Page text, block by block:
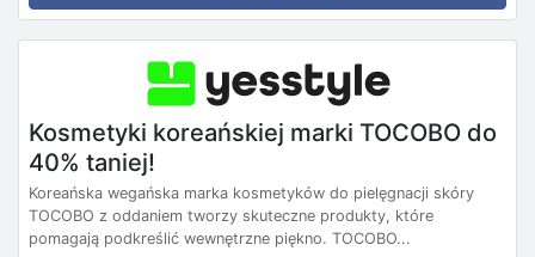
Kosmetyki koreańskiej marki TOCOBO do
40% taniej!
Koreańska wegańska marka kosmetyków do pielęgnacji skóry
TOCOBO z oddaniem tworzy skuteczne produkty, które
pomagają podkreślić wewnętrzne piękno. TOCOBO...